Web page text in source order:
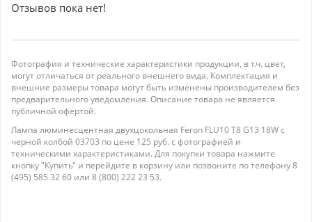
Отзывов пока нет!
Фотография и технические характеристики продукции, в т.ч. цвет,
могут отличаться от реального внешнего вида. Комплектация и
внешние размеры товара могут быть изменены производителем без
предварительного уведомления. Описание товара не является
публичной офертой.
Лампа люминесцентная двухцокольная Feron FLU10 T8 G13 18W с
черной колбой 03703 по цене 125 руб. с фотографией и
техническими характеристиками. Для покупки товара нажмите
кнопку "Купить" и перейдите в корзину или позвоните по телефону 8
(495) 585 32 60 или 8 (800) 222 23 53.